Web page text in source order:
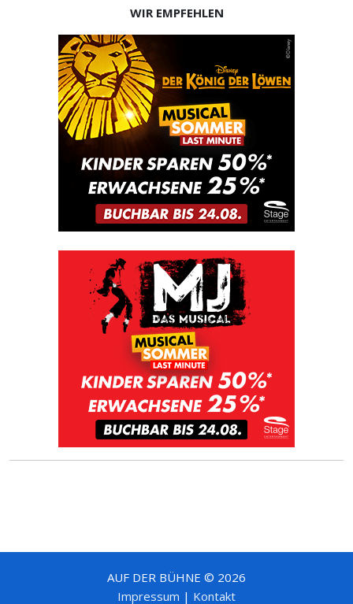
WIR EMPFEHLEN
AUF DER BÜHNE © 2026
Impressum | Kontakt